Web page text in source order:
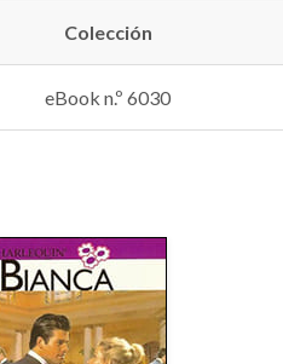
Colección
eBook n.º 6030